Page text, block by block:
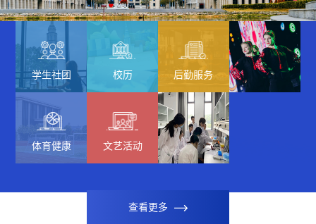
学生社团 校历 后勤服务
体育健康 文艺活动
查看更多